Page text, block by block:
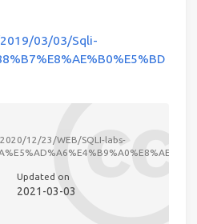
03/03/Sqli-
12/23/WEB/SQLI-labs-
Updated on
2021-03-03